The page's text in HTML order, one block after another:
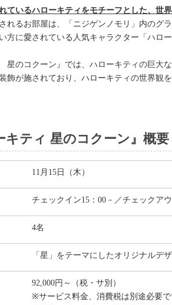
ているハローキティをモチーフとした、世
れるお部屋は、「ニジゲンノモリ」内のグ
方に愛されている人気キャラクター「ハロ
星のコクーン』では、ハローキティの巨大
飾が施されており、ハローキティの世界観
キティ 星のコクーン』概要
11月15日（木）
チェックイン15：00－／チェックアウ
4名
「星」をテーマにしたオリジナルデ
92,000円～（税・サ別）
※サービス料金、消費税は別途必要で